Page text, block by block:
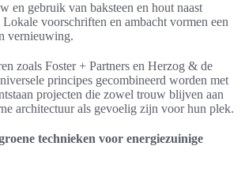
en gebruik van baksteen en hout naast
voorschriften en ambacht vormen een
vernieuwing.
zoals Foster + Partners en Herzog & de
principes gecombineerd worden met
projecten die zowel trouw blijven aan
architectuur als gevoelig zijn voor hun plek.
technieken voor energiezuinige